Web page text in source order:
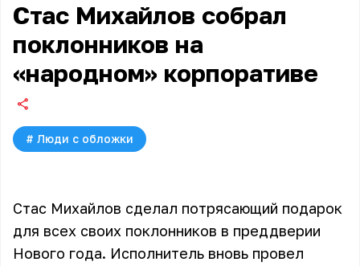
Стас Михайлов собрал
поклонников на
«народном» корпоративе
# Люди с обложки
Стас Михайлов сделал потрясающий подарок
для всех своих поклонников в преддверии
Нового года. Исполнитель вновь провел